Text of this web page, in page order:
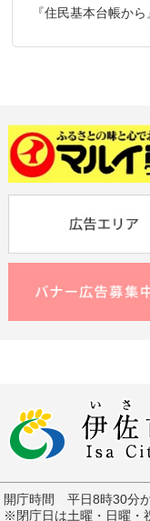
『住民基本台帳から
開庁時間 平日8時30分
※閉庁日は土曜・日曜・